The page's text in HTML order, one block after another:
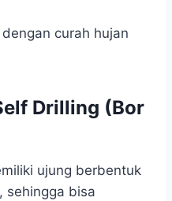
curah hujan
Drilling (Bor
ujung berbentuk
sehingga bisa